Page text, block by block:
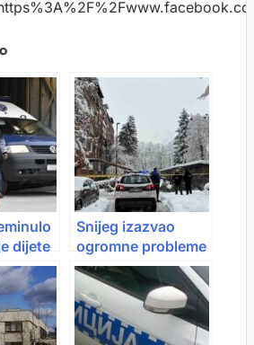
dijete
Snijeg izazvao
ogromne probleme
u BiH, žena
preminula nakon
što je stablo palo
na nju